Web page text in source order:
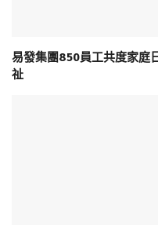
易發集團850員工共度家庭
祉